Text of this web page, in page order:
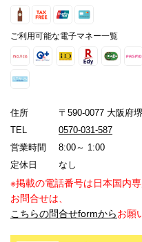
ご利用可能な電子マネー一覧
住所
〒590-0077 大阪府
TEL
0570-031-587
営業時間
8:00～ 1:00
定休日
なし
※掲載の電話番号は日本国内
お問合せは、
こちらの問合せformからお願